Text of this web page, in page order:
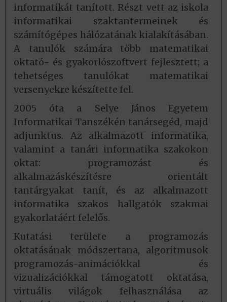
informatikát tanított. Részt vett az iskola
informatikai szaktantermeinek és
számítógépes hálózatának kialakításában.
A tanulók számára több matematikai
oktató- és gyakorlószoftvert fejlesztett; a
tehetséges tanulókat matematikai
versenyekre készítette fel.
2005 óta a Selye János Egyetem
Informatikai Tanszékén tanársegéd, majd
adjunktus. Az alkalmazott informatika,
valamint a tanári informatika szakokon
oktat: programozást és
alkalmazáskészítésre orientált
tantárgyakat tanít, és az alkalmazott
informatika szakos hallgatók szakmai
gyakorlatáért felelős.
Kutatási területe a programozás
oktatásának módszertana, algoritmusok
programozás-animációkkal és
vizualizációkkal támogatott oktatása,
virtuális világok felhasználása az